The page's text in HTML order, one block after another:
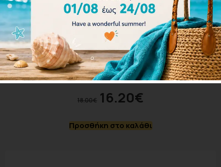
Speedo Digital Printed Cap 8-1352414649
18.00€ 16.20€
Προσθήκη στο καλάθι